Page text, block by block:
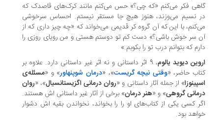
گاهی فکر می‌‎کنم «که چی؟» حس می‌‎کنم مانند کرک‌های قاصدک که
در نسیم می‌‎وزند، هنوز هیچ جا مستقر نیستم. احساس سرخوشی
می‌‎کنم، با این که آن گروه کر قدیمی می‌‎خواند که «چه چیز داری که از
سر خوش باشی؟» دست کم تو دوستم هستی و من رویای روزی را
که بتوانم درب تو را بکوبم.»
دیوید یالوم
، 9 اثر داستانی و نه اثر غیر داستانی دارد. علاوه بر
حاضر، «وقتی نیچه گریست»، «درمان شوپنهاور» و «مسئله‌ی
» از جمله آثار داستانی و «روان درمانی اگزیستانسیال»، «روان
گروهی» و «هنر درمان» برخی از آثار غیر داستانی اش هستند.
کسی یکی از کتاب‌های او را را بخواند، نخواندن بقیه اش دشوار
بود.